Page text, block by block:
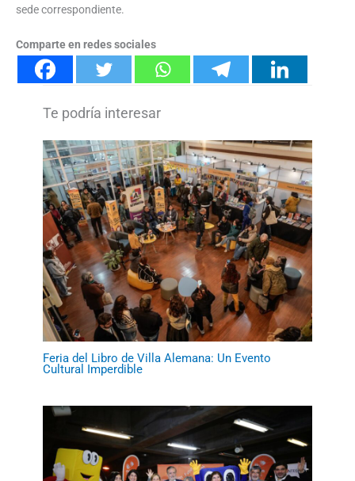
sede correspondiente.
Comparte en redes sociales
Feria del Libro de Villa Alemana: Un Evento
Cultural Imperdible